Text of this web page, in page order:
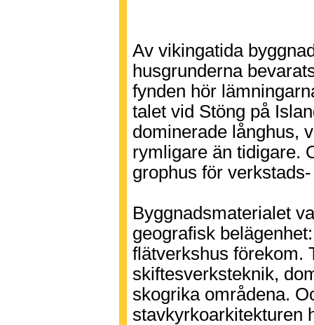
Av vikingatida
husgrunderna
fynden hör
talet vid Stöng på
dominerade långhus,
rymligare än tidigare.
grophus för
Byggnadsmaterialet
geografisk
flätverkshus förekom.
skiftesverksteknik,
skogrika områdena.
stavkyrkoarkitekturen